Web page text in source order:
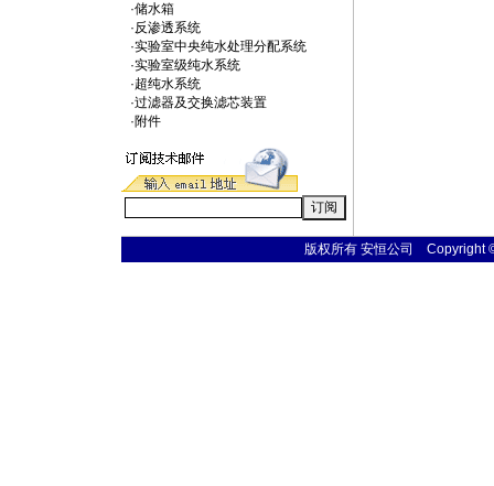
·储水箱
·反渗透系统
·实验室中央纯水处理分配系统
·实验室级纯水系统
·超纯水系统
·过滤器及交换滤芯装置
·附件
版权所有 安恒公司 Copyright